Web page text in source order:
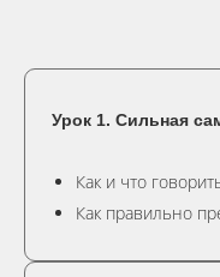
Урок 1. Сильная
Как и что
Как правильно